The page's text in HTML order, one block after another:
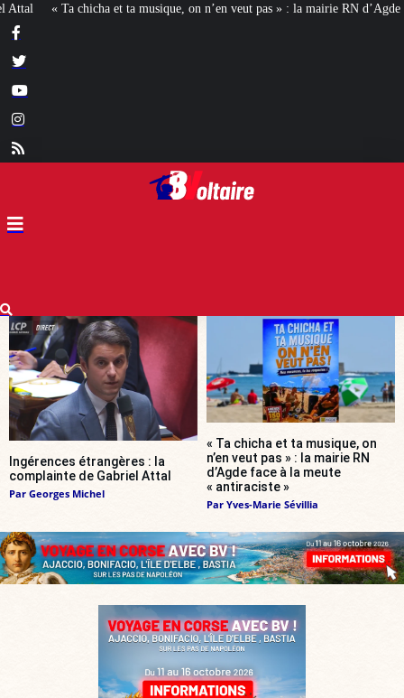
n’en veut pas » : la mairie RN d’Agde face à la meute « antiraciste » La
Ingérences étrangères : la
complainte de Gabriel Attal
Par Georges Michel
« Ta chicha et ta musique, on
n’en veut pas » : la mairie RN
d’Agde face à la meute
« antiraciste »
Par Yves-Marie Sévillia